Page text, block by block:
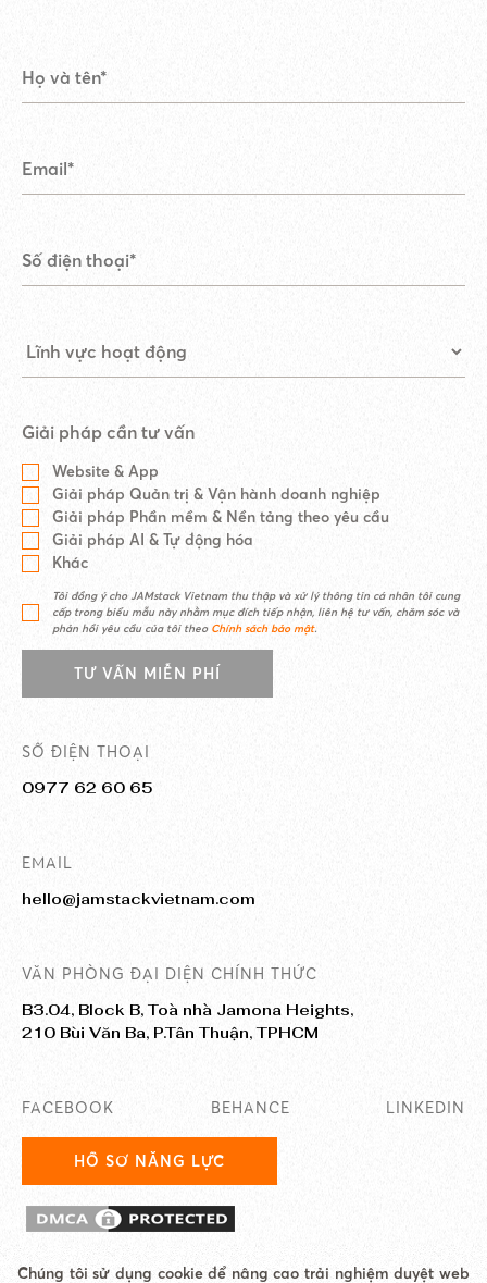
Giải pháp cần tư vấn
Website & App
Giải pháp Quản trị & Vận hành doanh nghiệp
Giải pháp Phần mềm & Nền tảng theo yêu cầu
Giải pháp AI & Tự động hóa
Khác
Tôi đồng ý cho JAMstack Vietnam thu thập và xử lý thông tin cá nhân tôi cung
cấp trong biểu mẫu này nhằm mục đích tiếp nhận, liên hệ tư vấn, chăm sóc và
phản hồi yêu cầu của tôi theo Chính sách bảo mật.
TƯ VẤN MIỄN PHÍ
SỐ ĐIỆN THOẠI
0977 62 60 65
EMAIL
hello@jamstackvietnam.com
VĂN PHÒNG ĐẠI DIỆN CHÍNH THỨC
B3.04, Block B, Toà nhà Jamona Heights,
210 Bùi Văn Ba, P.Tân Thuận, TPHCM
FACEBOOK BEHANCE LINKEDIN
HỒ SƠ NĂNG LỰC
Chúng tôi sử dụng cookie để nâng cao trải nghiệm duyệt web